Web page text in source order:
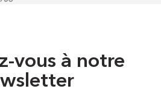
vous à notre